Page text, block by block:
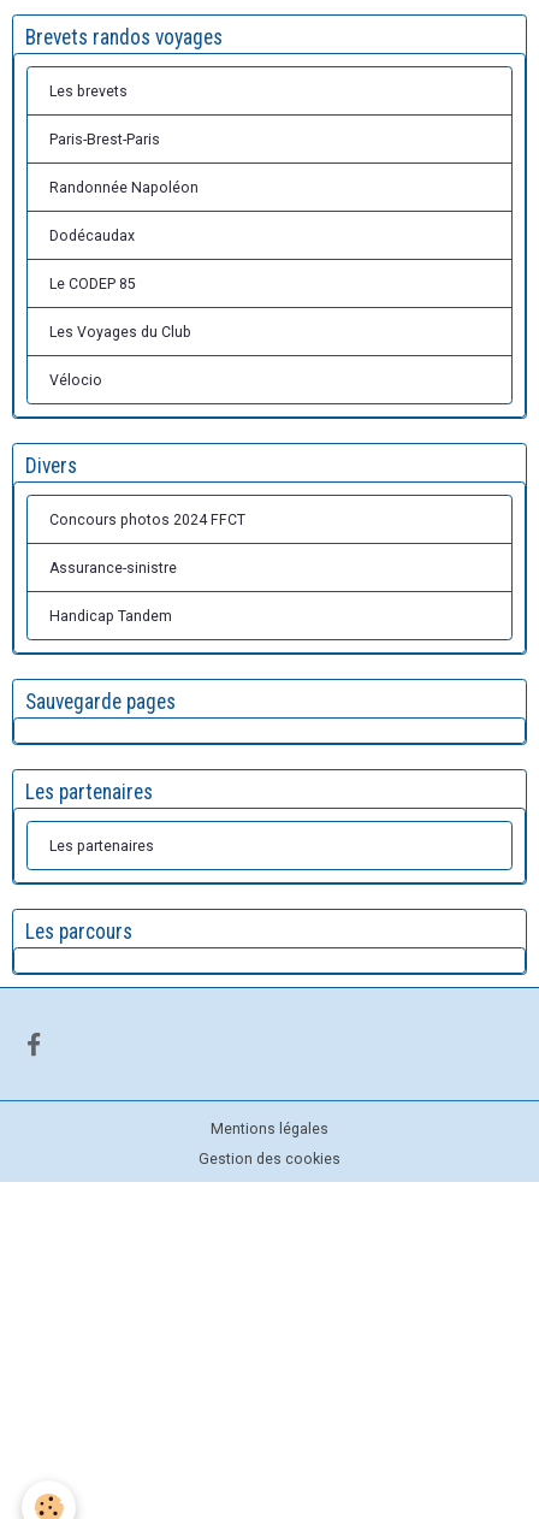
Brevets randos voyages
Les brevets
Paris-Brest-Paris
Randonnée Napoléon
Dodécaudax
Le CODEP 85
Les Voyages du Club
Vélocio
Divers
Concours photos 2024 FFCT
Assurance-sinistre
Handicap Tandem
Sauvegarde pages
Les partenaires
Les partenaires
Les parcours
Mentions légales
Gestion des cookies